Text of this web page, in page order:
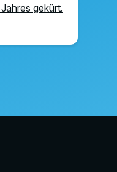
gekürt.